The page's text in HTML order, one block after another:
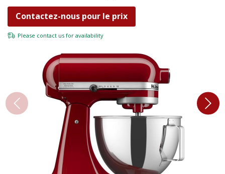
Contactez-nous pour le prix
Please contact us for availability